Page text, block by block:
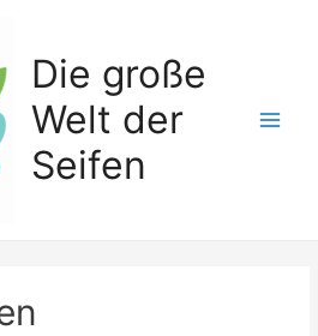
Die große
Welt der
Seifen